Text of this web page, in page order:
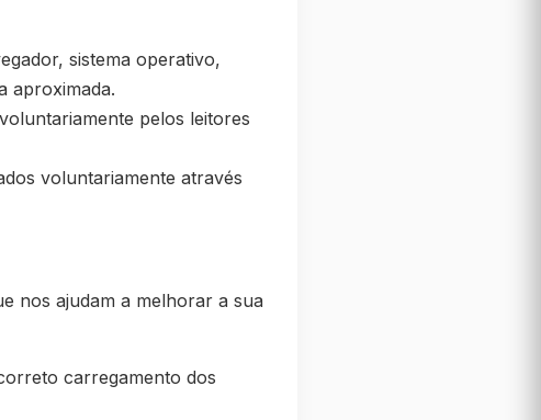
sistema operativo,
aproximada.
pelos leitores
voluntariamente através
nos ajudam a melhorar a sua
carregamento dos